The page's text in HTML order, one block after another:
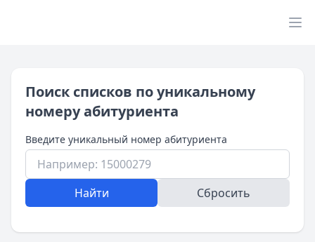
Поиск списков по уникальному
номеру абитуриента
Введите уникальный номер абитуриента
Найти Сбросить